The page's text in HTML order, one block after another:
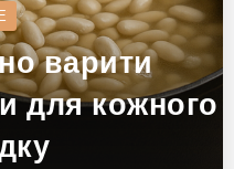
варити
для кожного